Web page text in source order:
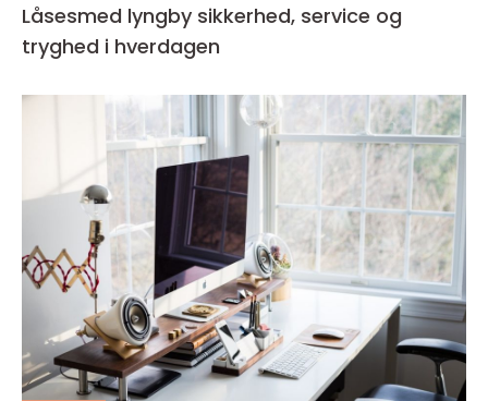
Låsesmed lyngby sikkerhed, service og
tryghed i hverdagen